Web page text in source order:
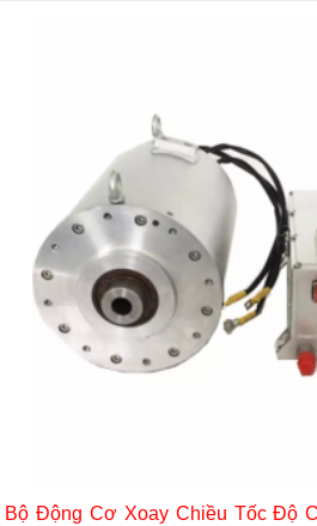
Bộ Động Cơ Xoay Chiều Tốc Độ